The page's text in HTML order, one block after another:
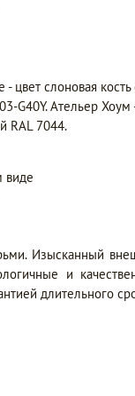
- цвет слоновая
G40Y. Ательер
RAL 7044.
виде
Изысканный
и
длительного